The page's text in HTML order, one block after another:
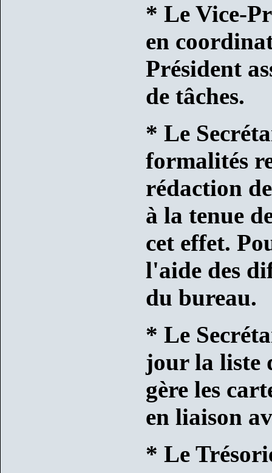
* Le Vice-
en
Président
de tâches.
* Le
formalités
rédaction
à la tenue
cet effet.
l'aide des
du bureau.
* Le
jour la liste
gère les
en liaison
* Le